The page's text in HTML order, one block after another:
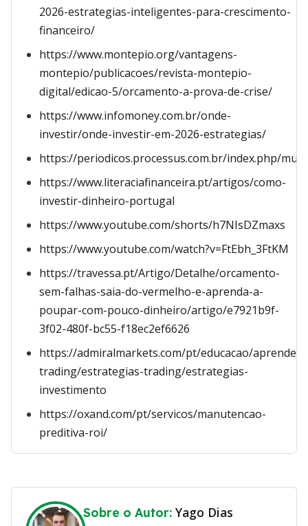
2026-estrategias-inteligentes-para-crescimento-
financeiro/
https://www.montepio.org/vantagens-
montepio/publicacoes/revista-montepio-
digital/edicao-5/orcamento-a-prova-de-crise/
https://www.infomoney.com.br/onde-
investir/onde-investir-em-2026-estrategias/
https://periodicos.processus.com.br/index.php/
https://www.literaciafinanceira.pt/artigos/como-
investir-dinheiro-portugal
https://www.youtube.com/shorts/h7NIsDZmaxs
https://www.youtube.com/watch?v=FtEbh_3FtKM
https://travessa.pt/Artigo/Detalhe/orcamento-
sem-falhas-saia-do-vermelho-e-aprenda-a-
poupar-com-pouco-dinheiro/artigo/e7921b9f-
3f02-480f-bc55-f18ec2ef6626
https://admiralmarkets.com/pt/educacao/aprender-
trading/estrategias-trading/estrategias-
investimento
https://oxand.com/pt/servicos/manutencao-
preditiva-roi/
Sobre o Autor: Yago Dias